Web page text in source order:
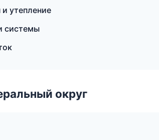
утепление
системы
округ